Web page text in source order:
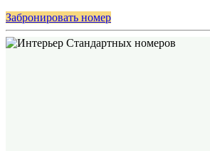
Забронировать номер